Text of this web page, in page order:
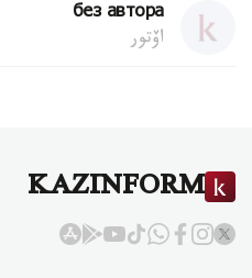
без автора
اۆتور
KAZINFORM